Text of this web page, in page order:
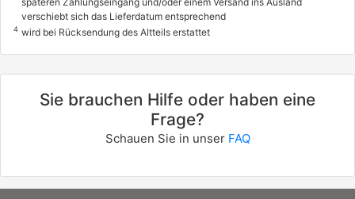
63 / 86
08/2000 - 05/2006
8566484, 8566485, 8566486
info
2.0 TDCi (F_F_, F_E_, F_G_)
verschiebt sich das Lieferdatum entsprechend
4 wird bei Rücksendung des Altteils erstattet
Sie brauchen Hilfe oder haben eine
Frage?
Schauen Sie in unser FAQ